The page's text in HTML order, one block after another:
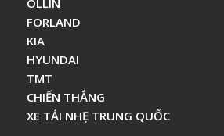
OLLIN
FORLAND
KIA
HYUNDAI
TMT
CHIẾN THẮNG
XE TẢI NHẸ TRUNG QUỐC